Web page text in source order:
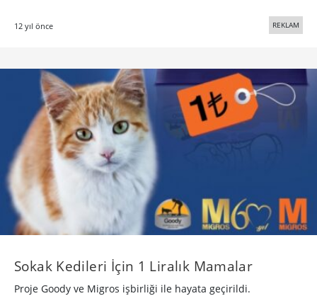
12 yıl önce REKLAM
Sokak Kedileri İçin 1 Liralık Mamalar
Proje Goody ve Migros işbirliği ile hayata geçirildi.